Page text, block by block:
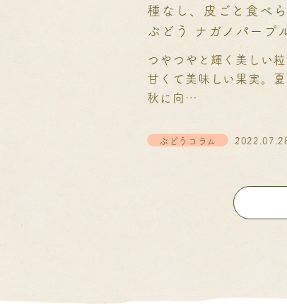
種なし、皮ごと食べ
ぶどう ナガノパープ
の時期や特徴をご紹介
つやつやと輝く美しい粒
甘くて美味しい果実。夏
秋に向…
ぶどうコラム